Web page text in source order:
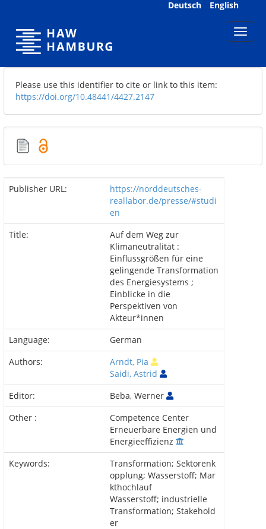
Deutsch English
Please use this identifier to cite or link to this item:
https://doi.org/10.48441/4427.2147
Publisher URL:
https://norddeutsches-
reallabor.de/presse/#studi
en
Title:
Auf dem Weg zur
Klimaneutralität :
Einflussgrößen für eine
gelingende Transformation
des Energiesystems ;
Einblicke in die
Perspektiven von
Akteur*innen
Language:
German
Authors:
Arndt, Pia
Saidi, Astrid
Editor:
Beba, Werner
Other :
Competence Center
Erneuerbare Energien und
Energieeffizienz
Keywords:
Transformation; Sektorenk
opplung; Wasserstoff; Mar
kthochlauf
Wasserstoff; industrielle
Transformation; Stakehold
er